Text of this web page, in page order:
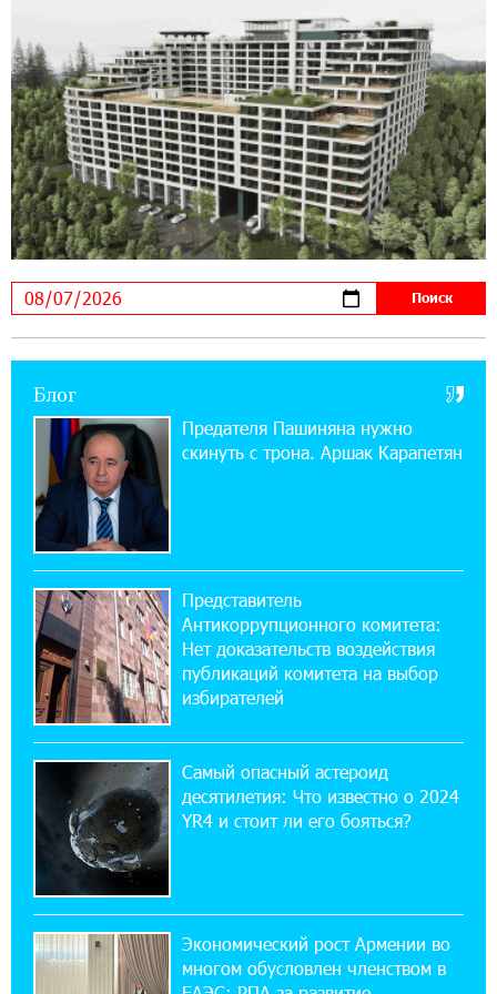
ЕАЭС со временем будет расширяться. Когда-
нибудь это поймёт и рядовой армянин, но
будет уже поздно
11:03:52 31-07-2026
Если Израиль использует тему Геноцида
армян против Эрдогана, то что для него
значит сам Геноцид?
17:16:14 30-07-2026
ВТБ (Армения): вклад «Стабильный» — до
10% годовых и оформление в мобильном
Платформа Rate.Trading на Seaside Startup
Summit: IDBank представил инновационное
решение
Состоялось открытие Khachaturian Rooftop
при поддержке IDBank
18:38:18 28-07-2026
Пашинян ты упустил свой шанс уйти
спокойно. Аршак Карапетян
Обновленный Центр продаж и обслуживания
Ucom открылся по адресу ул. Шаумяна, 24/2
в Арарате
22:28:49 27-07-2026
независимого Азербайджана. Аршак
Карапетян
Блог
Предателя Пашиняна нужно
скинуть с трона. Аршак Карапетян
Представитель
Антикоррупционного комитета:
Нет доказательств воздействия
публикаций комитета на выбор
избирателей
Самый опасный астероид
десятилетия: Что известно о 2024
YR4 и стоит ли его бояться?
Экономический рост Армении во
многом обусловлен членством в